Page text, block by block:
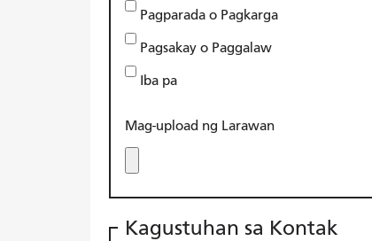
Pagparada o Pagkarga
Pagsakay o Paggalaw
Iba pa
Mag-upload ng Larawan
Kagustuhan sa Kontak